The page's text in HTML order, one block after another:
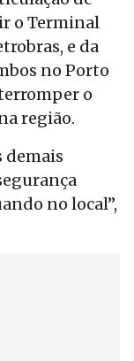
o Terminal
e da
no Porto
o
região.
demais
no local”,